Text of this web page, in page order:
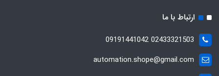
ارتباط با ما
02433321503 09191441042
automation.shope@gmail.com